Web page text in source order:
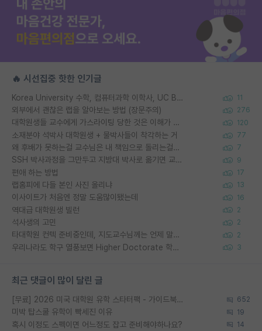
🔥 시선집중 핫한 인기글
Korea University 수학, 컴퓨터과학 이학사, UC Berkeley 산업공학 대학원 공학박사가 되는 것은 쉽지 않겠죠? 11
외부에서 괜찮은 랩을 알아보는 방법 (장문주의) 276
대학원생들 교수에게 가스라이팅 당한 것은 이해가 갑니다. 안타깝네요. 120
소재분야 석박사 대학원생 + 물박사들이 착각하는 거 77
왜 후배가 못하는걸 교수님은 내 책임으로 돌리는걸까요? 7
SSH 박사과정을 그만두고 지방대 박사로 옮기면 교수의 꿈은 끝일까요? 9
편애 하는 방법 17
랩홈피에 다들 본인 사진 올리냐 13
이사이트가 처음엔 정말 도움많이됐는데 16
역대급 대학원생 빌런 2
석사생의 고민 2
타대학원 컨텍 준비중인데, 지도교수님께는 언제 말씀드려야 할까요? 2
우리나라도 학구 열풍보면 Higher Doctorate 학위가 필요하다고 봅니다. 3
최근 댓글이 많이 달린 글
[무료] 2026 미국 대학원 유학 스타터팩 - 가이드북 & 합격자 컨택메일 템플릿 652
미박 탑스쿨 유학이 빡세진 이유 19
혹시 이정도 스펙이면 어느정도 잡고 준비해야하나요? 14